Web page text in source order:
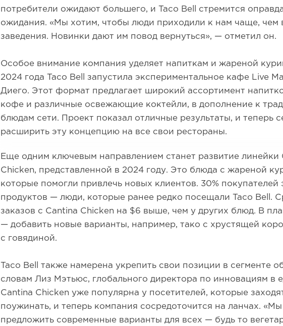
потребители ожидают большего, и Taco Bell стремится
ожидания. «Мы хотим, чтобы люди приходили к нам чаще, чем
заведения. Новинки дают им повод вернуться», — отметил он.
Особое внимание компания уделяет напиткам и жареной
2024 года Taco Bell запустила экспериментальное кафе Live
Диего. Этот формат предлагает широкий ассортимент
кофе и различные освежающие коктейли, в дополнение к
блюдам сети. Проект показал отличные результаты, и теперь
расширить эту концепцию на все свои рестораны.
Еще одним ключевым направлением станет развитие линейки
Chicken, представленной в 2024 году. Это блюда с жареной
которые помогли привлечь новых клиентов. 30% покупателей
продуктов — люди, которые ранее редко посещали Taco Bell.
заказов с Cantina Chicken на $6 выше, чем у других блюд. В
— добавить новые варианты, например, тако с хрустящей
с говядиной.
Taco Bell также намерена укрепить свои позиции в сегменте
словам Лиз Мэтьюс, глобального директора по инновациям в
Cantina Chicken уже популярна у посетителей, которые
поужинать, и теперь компания сосредоточится на ланчах.
предложить современные варианты для всех — будь то